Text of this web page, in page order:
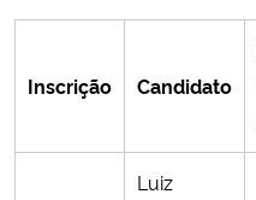
Inscrição Candidato
Luiz